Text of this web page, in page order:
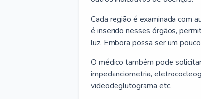
Cada região é examinada com
é inserido nesses órgãos,
luz. Embora possa ser um
O médico também pode
impedanciometria,
videodeglutograma etc.